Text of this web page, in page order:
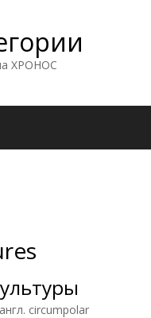
ХРОНОС
circumpolar